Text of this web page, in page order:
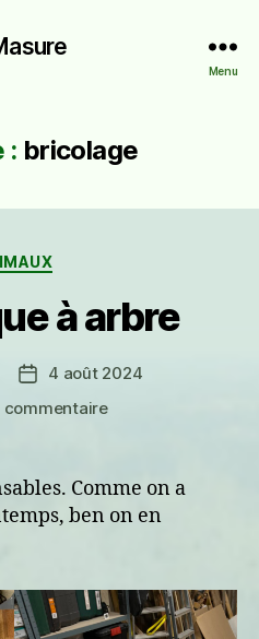
Menu
: bricolage
Catégories
à arbre
Date4 août 2024
commentairesur
Comme on a
ben on en